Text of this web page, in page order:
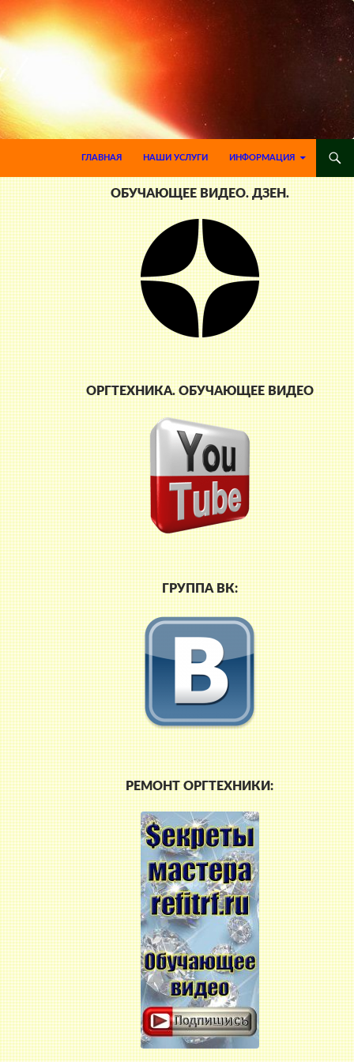
ГЛАВНАЯ
НАШИ УСЛУГИ ИНФОРМАЦИЯ
ОБУЧАЮЩЕЕ ВИДЕО. ДЗЕН.
ОРГТЕХНИКА. ОБУЧАЮЩЕЕ ВИДЕО
ГРУППА ВК:
РЕМОНТ ОРГТЕХНИКИ: